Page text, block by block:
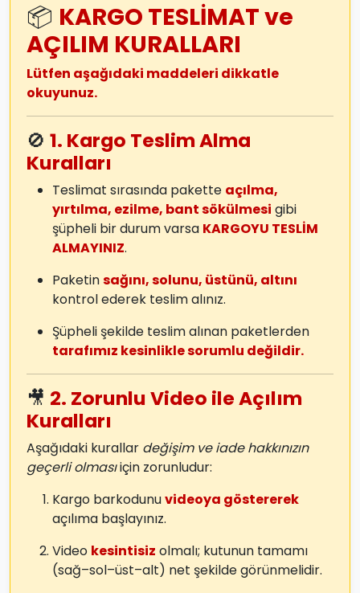
📦 KARGO TESLİMAT ve
AÇILIM KURALLARI
Lütfen aşağıdaki maddeleri dikkatle
okuyunuz.
🚫 1. Kargo Teslim Alma
Kuralları
Teslimat sırasında pakette açılma,
yırtılma, ezilme, bant sökülmesi gibi
şüpheli bir durum varsa KARGOYU TESLİM
ALMAYINIZ.
Paketinsağını, solunu, üstünü, altını
kontrol ederek teslim alınız.
Şüpheli şekilde teslim alınan paketlerden
tarafımız kesinlikle sorumlu değildir.
🎥 2. Zorunlu Video ile Açılım
Kuralları
Aşağıdaki kurallar değişim ve iade hakkınızın
geçerli olmasıiçin zorunludur:
Kargo barkodunuvideoya göstererek
açılıma başlayınız.
Video kesintisiz olmalı; kutunun tamamı
(sağ–sol–üst–alt) net şekilde görünmelidir.